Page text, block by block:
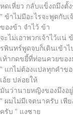
หดเหี่ยว กลับแข็งถมึงตั้ง
” ข้าไม่มีอะไรจะพูดกับ
ของข้า จำไว้ ข้า
จะไม่เอาพวกเจ้าไว้แน่
รพินทร์พูดจบก็เดินเข้าไ
เท้ากดขยี้ที่ท่อนควยขอ
” แกไม่ต้องแปลทุกคำข
เอ้ย ปล่อยให้
มันว่านายหญิงของมึงอยู่
” ผมไม่มีเจตนาครับ เพี
ครับ ” แงซาย